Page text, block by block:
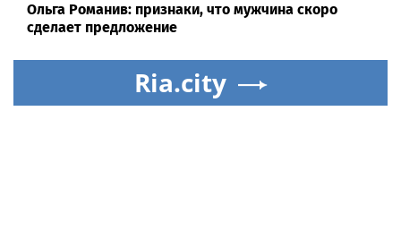
Ольга Романив: признаки, что мужчина скоро
сделает предложение
Ria.city